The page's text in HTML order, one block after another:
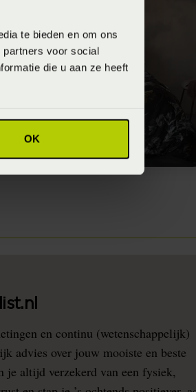
te bieden en om ons
partners voor social
die u aan ze heeft
OK
en continu (wetenschappelijk)
advies over jouw mooiste en beste
je altijd verzekerd van een fysiek,